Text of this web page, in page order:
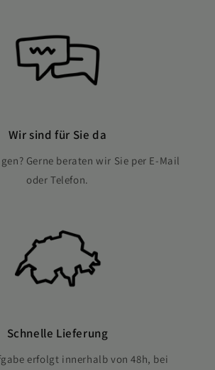
Wir sind für Sie da
Gerne beraten wir Sie per E-Mail
oder Telefon.
Schnelle Lieferung
erfolgt innerhalb von 48h, bei